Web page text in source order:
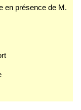
en présence de M.